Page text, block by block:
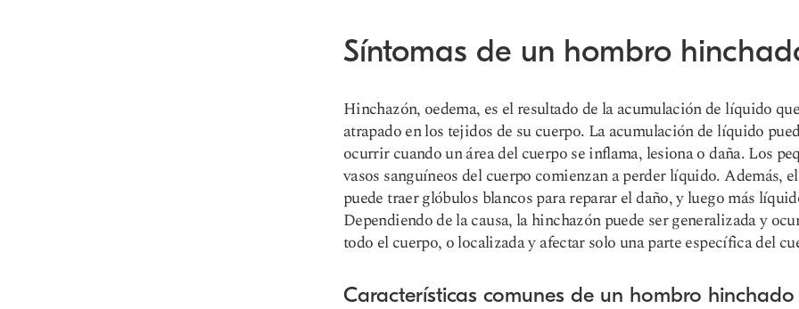
Síntomas de un hombro
Hinchazón, oedema, es el resultado de la acumulación de líquido
atrapado en los tejidos de su cuerpo. La acumulación de líquido
ocurrir cuando un área del cuerpo se inflama, lesiona o daña. Los
vasos sanguíneos del cuerpo comienzan a perder líquido. Además,
puede traer glóbulos blancos para reparar el daño, y luego más
Dependiendo de la causa, la hinchazón puede ser generalizada y
todo el cuerpo, o localizada y afectar solo una parte específica del
Características comunes de un hombro hinchado